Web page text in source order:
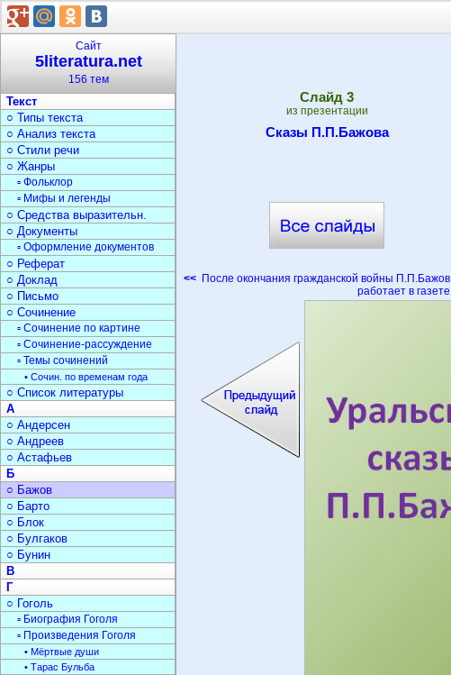
Cлайд 3
из презентации
Сказы П.П.Бажова
<< После окончания гражданской войны П.П.Бажов
работает в газете
Сайт
5literatura.net
156 тем
Поэзия
○ Поэты
○ Стихи
▫ Стихи о природе
▫ Стихи о войне
Текст
○ Типы текста
○ Анализ текста
○ Стили речи
○ Жанры
▫ Фольклор
▫ Мифы и легенды
○ Средства выразительн.
○ Документы
▫ Оформление документов
○ Реферат
○ Доклад
○ Письмо
○ Сочинение
▫ Сочинение по картине
▫ Сочинение-рассуждение
▫ Темы сочинений
• Сочин. по временам года
○ Список литературы
А
○ Андерсен
○ Андреев
○ Астафьев
Б
○ Бажов
○ Барто
○ Блок
○ Булгаков
○ Бунин
В
Г
○ Гоголь
▫ Биография Гоголя
▫ Произведения Гоголя
• Мёртвые души
• Тарас Бульба